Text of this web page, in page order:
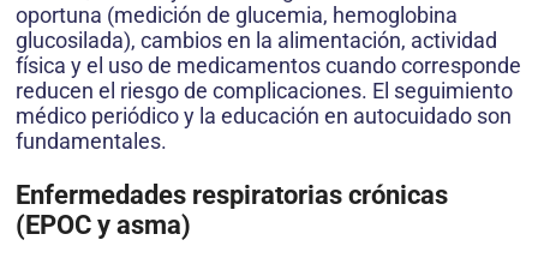
oportuna (medición de glucemia, hemoglobina
glucosilada), cambios en la alimentación, actividad
física y el uso de medicamentos cuando corresponde
reducen el riesgo de complicaciones. El seguimiento
médico periódico y la educación en autocuidado son
fundamentales.
Enfermedades respiratorias crónicas
(EPOC y asma)